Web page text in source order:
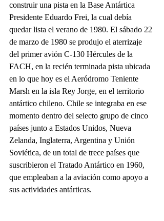
construir una pista en la Base Antártica
Presidente Eduardo Frei, la cual debía
quedar lista el verano de 1980. El sábado 22
de marzo de 1980 se produjo el aterrizaje
del primer avión C-130 Hércules de la
FACH, en la recién terminada pista ubicada
en lo que hoy es el Aeródromo Teniente
Marsh en la isla Rey Jorge, en el territorio
antártico chileno. Chile se integraba en ese
momento dentro del selecto grupo de cinco
países junto a Estados Unidos, Nueva
Zelanda, Inglaterra, Argentina y Unión
Soviética, de un total de trece países que
suscribieron el Tratado Antártico en 1960,
que empleaban a la aviación como apoyo a
sus actividades antárticas.